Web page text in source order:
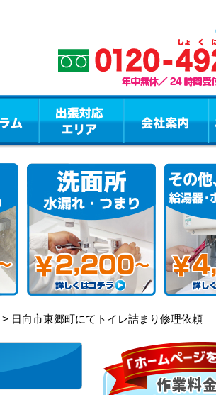
> 日向市東郷町にてトイレ詰まり修理依頼